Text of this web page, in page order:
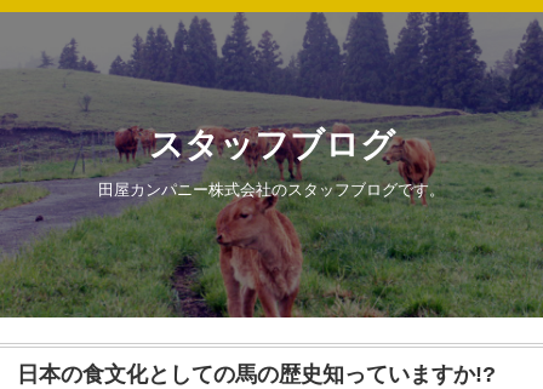
スタッフブログ
田屋カンパニー株式会社のスタッフブログです。
日本の食文化としての馬の歴史知っていますか!?